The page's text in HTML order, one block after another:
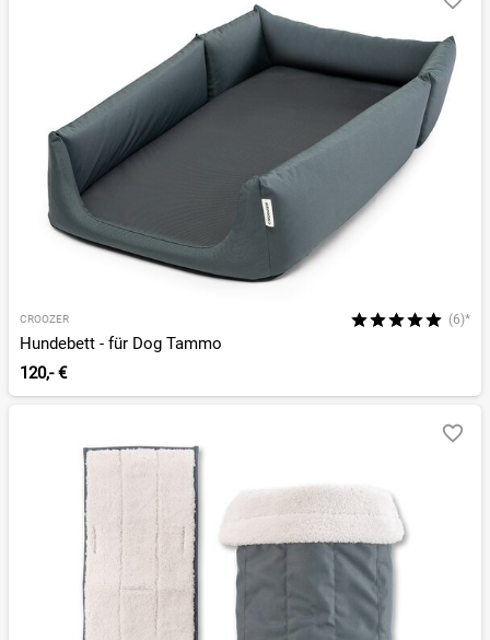
CROOZER (6)*
Hundebett - für Dog Tammo
120,- €